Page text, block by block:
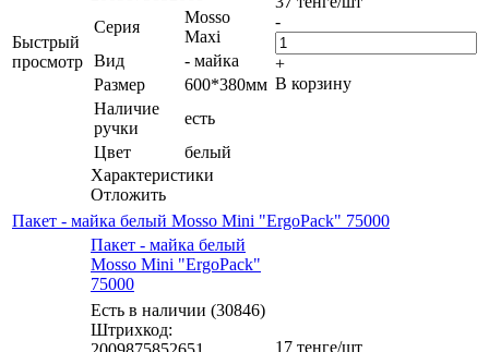
Быстрый
просмотр
Серия
Mosso
Maxi
Вид
- майка
Размер
600*380мм
Наличие
ручки
есть
Цвет
белый
Характеристики
Отложить
-
+
В корзину
Пакет - майка белый Mosso Mini "ErgoPack" 75000
Пакет - майка белый
Mosso Mini "ErgoPack"
75000
Есть в наличии (30846)
Штрихкод:
17 тенге/шт